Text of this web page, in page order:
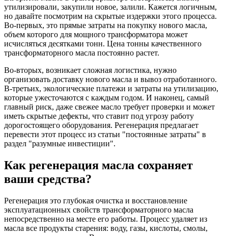
утилизировали, закупили новое, залили. Кажется логичным,
но давайте посмотрим на скрытые издержки этого процесса.
Во-первых, это прямые затраты на покупку нового масла,
объем которого для мощного трансформатора может
исчисляться десятками тонн. Цена тонны качественного
трансформаторного масла постоянно растет.
Во-вторых, возникает сложная логистика, нужно
организовать доставку нового масла и вывоз отработанного.
В-третьих, экологические платежи и затраты на утилизацию,
которые ужесточаются с каждым годом. И наконец, самый
главный риск, даже свежее масло требует проверки и может
иметь скрытые дефекты, что ставит под угрозу работу
дорогостоящего оборудования. Регенерация предлагает
перевести этот процесс из статьи "постоянные затраты" в
раздел "разумные инвестиции".
Как регенерация масла сохраняет
ваши средства?
Регенерация это глубокая очистка и восстановление
эксплуатационных свойств трансформаторного масла
непосредственно на месте его работы. Процесс удаляет из
масла все продукты старения: воду, газы, кислоты, смолы,